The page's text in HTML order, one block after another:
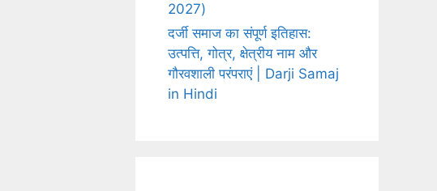
2027)
दर्जी समाज का संपूर्ण इतिहास:
उत्पत्ति, गोत्र, क्षेत्रीय नाम और
गौरवशाली परंपराएं | Darji Samaj
in Hindi